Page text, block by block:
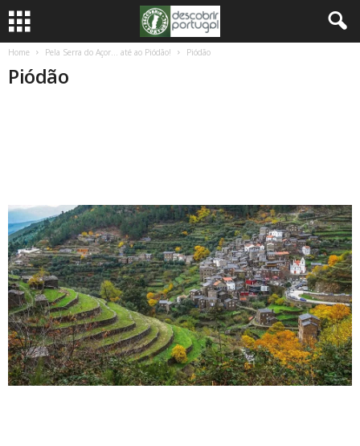
Home Pela Serra do Açor… até ao Piódão! Piódão
Piódão